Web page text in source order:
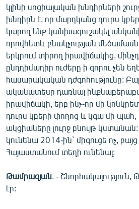
կլինի սոցիալական խնդիրների
խնդիրն է, որ մարդկանց դուրս
կարող ենք կանխագուշակել
որովհետև բնակչության
երկրում տիրող իրավիճակից,
ընդդիմադիր ուժերը ի զորու չեն
հասարակական դժգոհությունը:
ականատեսը դառնալ
իրավիճակի, երբ ինչ-որ մի
դուրս կբերի փողոց և կգա մի պահ,
ակցիաները լուրջ բնույթ
կունենա 2014-ին` միգուցե ոչ,
Հայաստանում տեղի ունենալ:
Թամրազյան . -
էր: